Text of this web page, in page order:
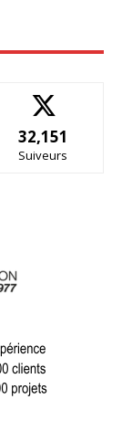
32,151
Suiveurs